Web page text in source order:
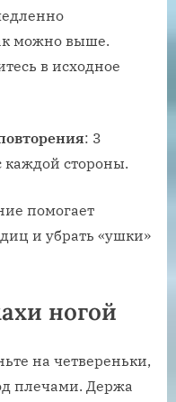
можно выше.
в исходное
: 3
каждой стороны.
помогает
и убрать «ушки»
ногой
на четвереньки,
плечами. Держа